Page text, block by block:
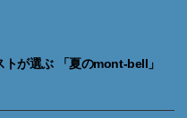
トが選ぶ 「夏のmont-bell」